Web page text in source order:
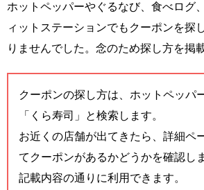
ホットペッパーやぐるなび、食べログ
ィットステーションでもクーポンを探
りませんでした。念のため探し方を掲
クーポンの探し方は、ホットペッパ
「くら寿司」と検索します。
お近くの店舗が出てきたら、詳細ペ
てクーポンがあるかどうかを確認し
記載内容の通りに利用できます。